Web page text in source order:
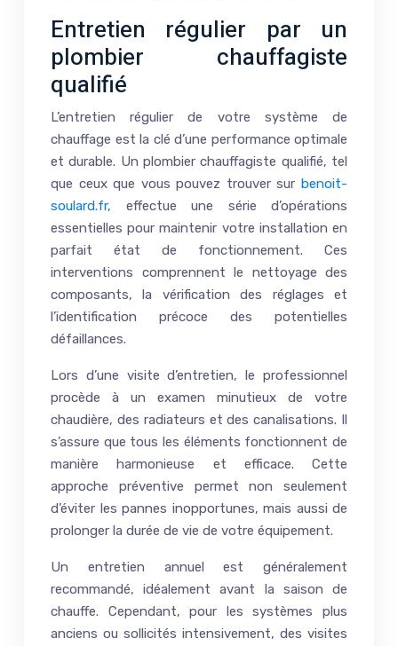
Entretien régulier par un
plombier chauffagiste
qualifié
L’entretien régulier de votre système de
chauffage est la clé d’une performance optimale
et durable. Un plombier chauffagiste qualifié, tel
que ceux que vous pouvez trouver sur benoit-
soulard.fr, effectue une série d’opérations
essentielles pour maintenir votre installation en
parfait état de fonctionnement. Ces
interventions comprennent le nettoyage des
composants, la vérification des réglages et
l’identification précoce des potentielles
défaillances.
Lors d’une visite d’entretien, le professionnel
procède à un examen minutieux de votre
chaudière, des radiateurs et des canalisations. Il
s’assure que tous les éléments fonctionnent de
manière harmonieuse et efficace. Cette
approche préventive permet non seulement
d’éviter les pannes inopportunes, mais aussi de
prolonger la durée de vie de votre équipement.
Un entretien annuel est généralement
recommandé, idéalement avant la saison de
chauffe. Cependant, pour les systèmes plus
anciens ou sollicités intensivement, des visites